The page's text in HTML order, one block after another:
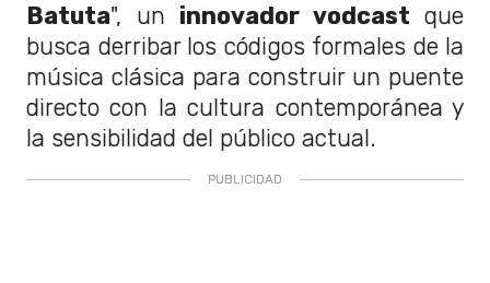
Batuta", un innovador vodcast que
busca derribar los códigos formales de la
música clásica para construir un puente
directo con la cultura contemporánea y
la sensibilidad del público actual.